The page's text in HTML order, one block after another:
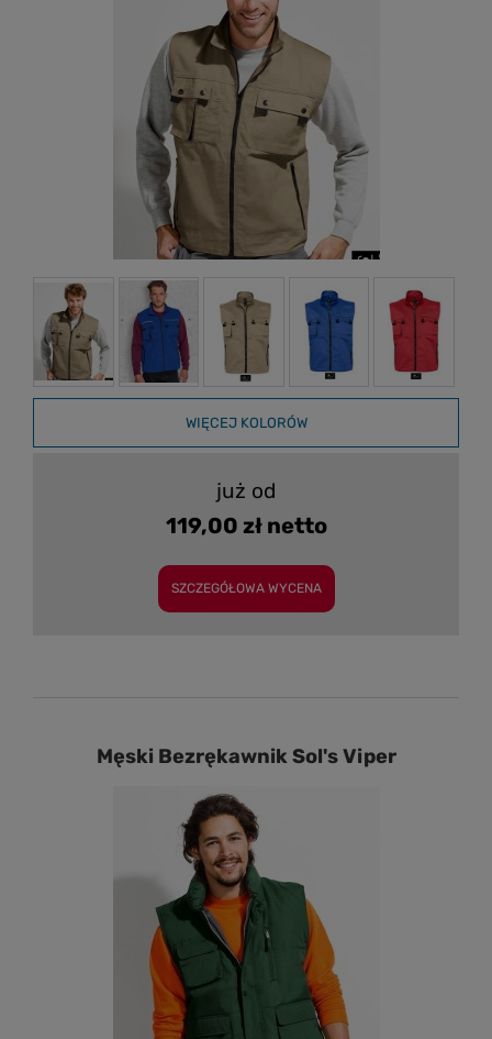
WIĘCEJ KOLORÓW
już od
119,00 zł netto
SZCZEGÓŁOWA WYCENA
Męski Bezrękawnik Sol's Viper